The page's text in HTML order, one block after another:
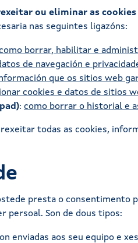
ou eliminar as cookies
nas seguintes ligazóns:
borrar, habilitar e
de navegación e
que os sitios web
cookies e datos de sitios
: como borrar o historial e
rexeitar todas as cookies,
presta o consentimento
persoal. Son de dous tipos:
enviadas aos seu equipo e